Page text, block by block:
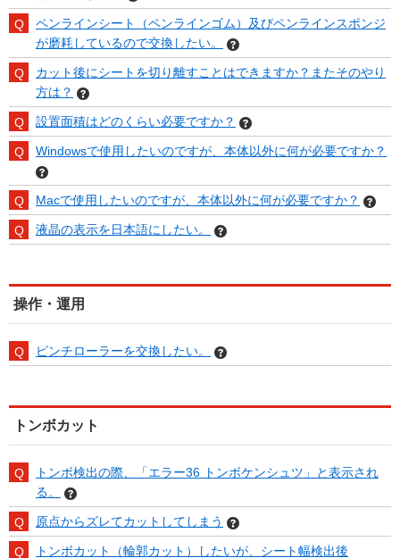
ペンラインシート（ペンラインゴム）及びペンラインスポンジ
が磨耗しているので交換したい。
カット後にシートを切り離すことはできますか？またそのやり
方は？
設置面積はどのくらい必要ですか？
Windowsで使用したいのですが、本体以外に何が必要ですか？
Macで使用したいのですが、本体以外に何が必要ですか？
液晶の表示を日本語にしたい。
操作・運用
ピンチローラーを交換したい。
トンボカット
トンボ検出の際、「エラー36 トンボケンシュツ」と表示され
る。
原点からズレてカットしてしまう
トンボカット（輪郭カット）したいが、シート幅検出後